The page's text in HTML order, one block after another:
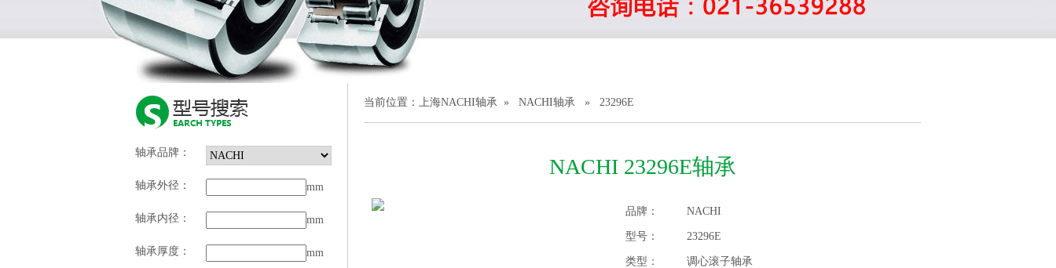
轴承品牌：
轴承外径： mm
轴承内径： mm
轴承厚度： mm
当前位置： 上海NACHI轴承 » NACHI轴承 » 23296E
NACHI 23296E轴承
品牌： NACHI
型号： 23296E
类型： 调心滚子轴承